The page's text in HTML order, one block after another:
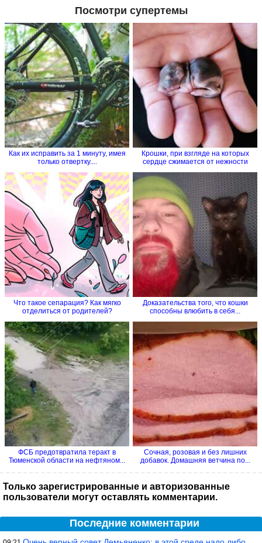
Посмотри супертемы
Как их исправить за 1 минуту, имея
только отвертку....
Крошки, при взгляде на которых
сердце сжимается от нежности
Что такое сепарация? Как мягко
отделиться от родителей?
Доказательства того, что кошки
способны влюбить в себя...
ФСБ предотвратила теракт в
Тюменской области на нефтяном...
Сочная, розовая и без лишних
добавок. Домашняя ветчина по...
Только зарегистрированные и авторизованные
пользователи могут оставлять комментарии.
Последние комментарии